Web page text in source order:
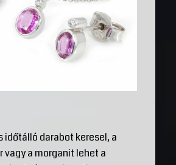
időtálló darabot keresel, a
vagy a morganit lehet a